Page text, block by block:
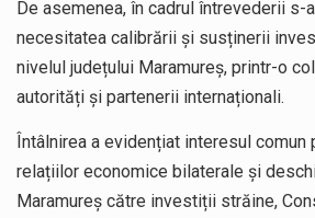
De asemenea, în cadrul întrevederii s-
necesitatea calibrării și susținerii
nivelul județului Maramureș, printr-o
autorități și partenerii internaționali.
Întâlnirea a evidențiat interesul comun
relațiilor economice bilaterale și
Maramureș către investiții străine,